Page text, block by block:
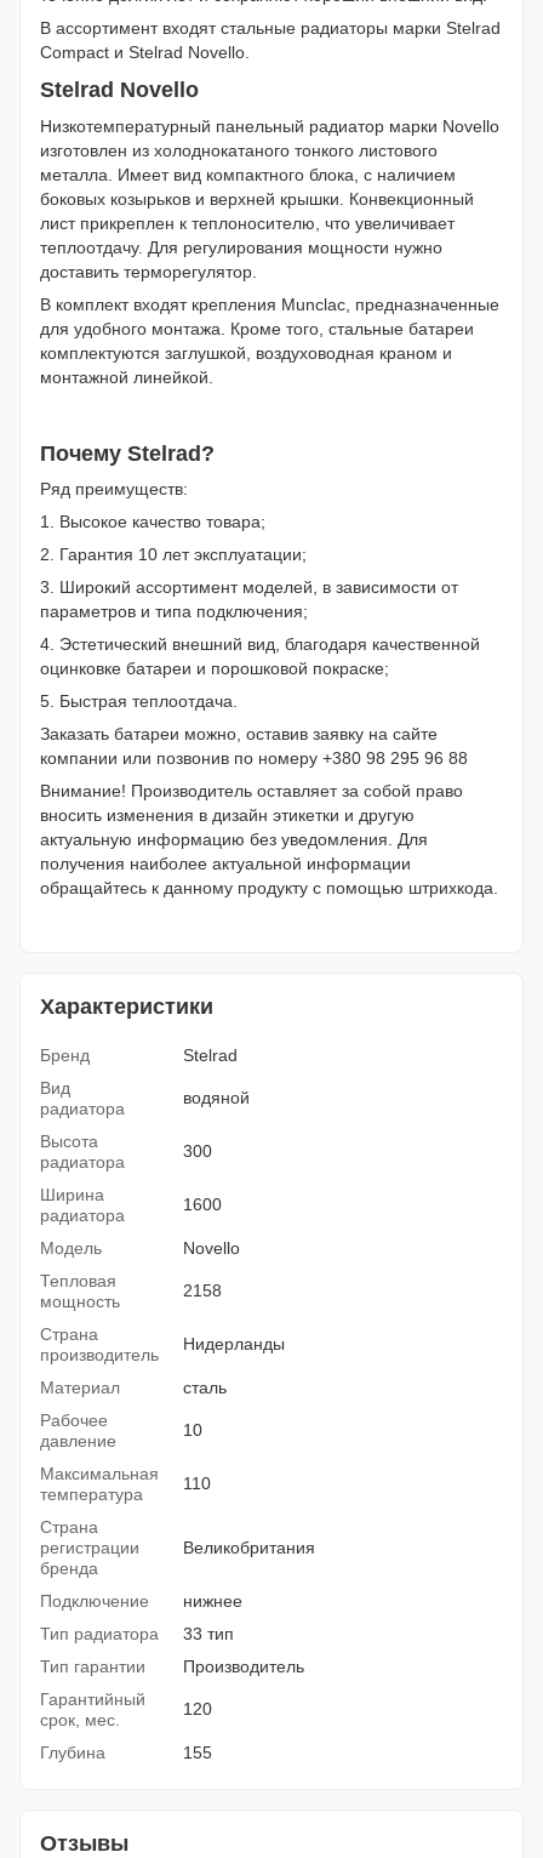
В ассортимент входят стальные радиаторы марки Stelrad
Compact и Stelrad Novello.
Stelrad Novello
Низкотемпературный панельный радиатор марки Novello
изготовлен из холоднокатаного тонкого листового
металла. Имеет вид компактного блока, с наличием
боковых козырьков и верхней крышки. Конвекционный
лист прикреплен к теплоносителю, что увеличивает
теплоотдачу. Для регулирования мощности нужно
доставить терморегулятор.
В комплект входят крепления Munclac, предназначенные
для удобного монтажа. Кроме того, стальные батареи
комплектуются заглушкой, воздуховодная краном и
монтажной линейкой.
Почему Stelrad?
Ряд преимуществ:
1. Высокое качество товара;
2. Гарантия 10 лет эксплуатации;
3. Широкий ассортимент моделей, в зависимости от
параметров и типа подключения;
4. Эстетический внешний вид, благодаря качественной
оцинковке батареи и порошковой покраске;
5. Быстрая теплоотдача.
Заказать батареи можно, оставив заявку на сайте
компании или позвонив по номеру +380 98 295 96 88
Внимание! Производитель оставляет за собой право
вносить изменения в дизайн этикетки и другую
актуальную информацию без уведомления. Для
получения наиболее актуальной информации
обращайтесь к данному продукту с помощью штрихкода.
Характеристики
Бренд
Stelrad
Вид
радиатора
водяной
Высота
радиатора
300
Ширина
радиатора
1600
Модель
Novello
Тепловая
мощность
2158
Страна
производитель
Нидерланды
Материал
сталь
Рабочее
давление
10
Максимальная
температура
110
Страна
регистрации
бренда
Великобритания
Подключение
нижнее
Тип радиатора
33 тип
Тип гарантии
Производитель
Гарантийный
срок, мес.
120
Глубина 155
Отзывы